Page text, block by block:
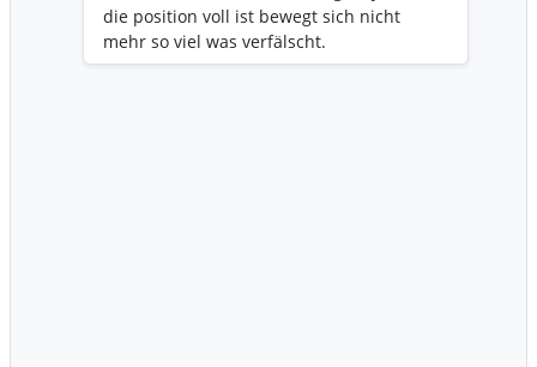
die position voll ist bewegt sich nicht
mehr so viel was verfälscht.